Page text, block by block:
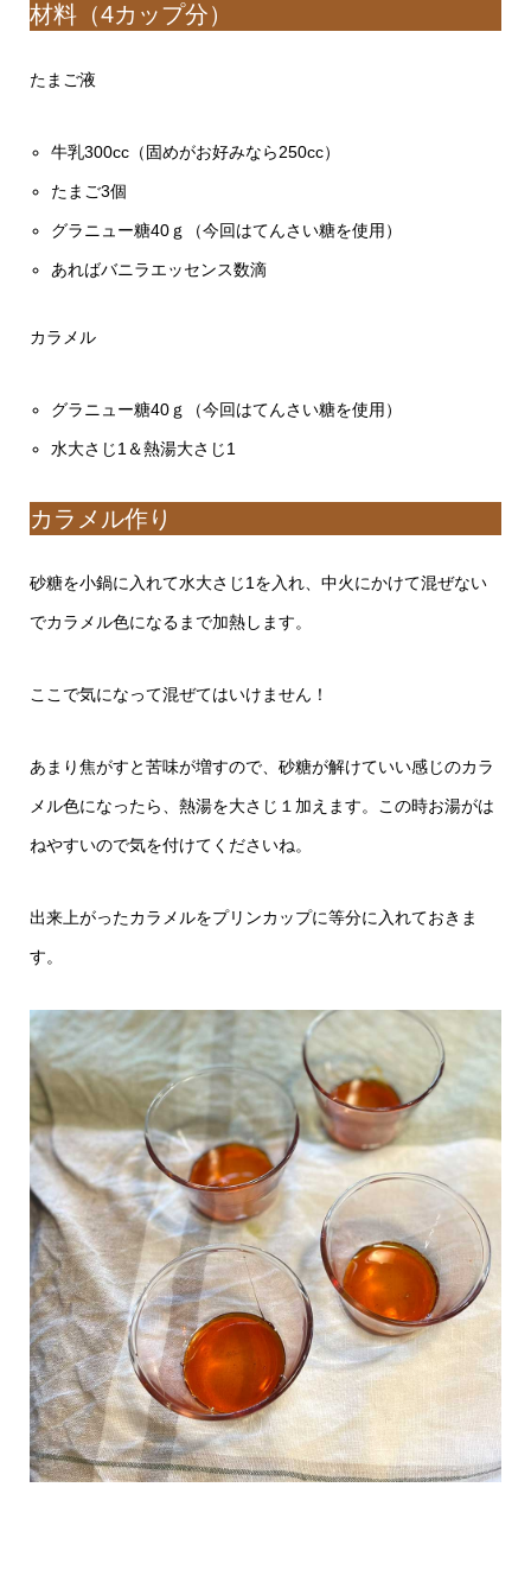
材料（4カップ分）
たまご液
牛乳300cc（固めがお好みなら250cc）
たまご3個
グラニュー糖40ｇ（今回はてんさい糖を使用）
あればバニラエッセンス数滴
カラメル
グラニュー糖40ｇ（今回はてんさい糖を使用）
水大さじ1＆熱湯大さじ1
カラメル作り
砂糖を小鍋に入れて水大さじ1を入れ、中火にかけて混ぜない
でカラメル色になるまで加熱します。
ここで気になって混ぜてはいけません！
あまり焦がすと苦味が増すので、砂糖が解けていい感じのカラ
メル色になったら、熱湯を大さじ１加えます。この時お湯がは
ねやすいので気を付けてくださいね。
出来上がったカラメルをプリンカップに等分に入れておきま
す。